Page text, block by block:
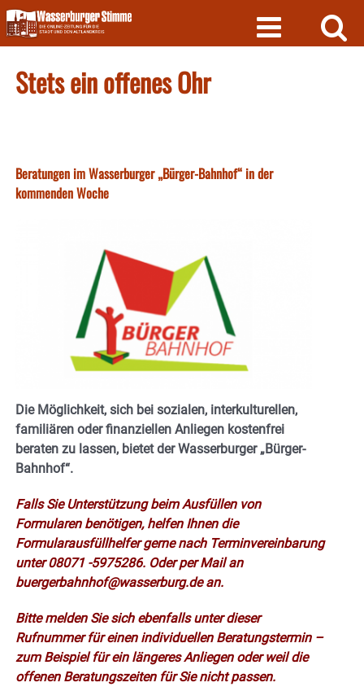
Skip
to
content
Stets ein offenes Ohr
Beratungen im Wasserburger „Bürger-Bahnhof“ in der
kommenden Woche
Die Möglichkeit, sich bei sozialen, interkulturellen,
familiären oder finanziellen Anliegen kostenfrei
beraten zu lassen, bietet der Wasserburger „Bürger-
Bahnhof“.
Falls Sie Unterstützung beim Ausfüllen von
Formularen benötigen, helfen Ihnen die
Formularausfüllhelfer gerne nach Terminvereinbarung
unter 08071 -5975286. Oder per Mail an
buergerbahnhof@wasserburg.de an.
Bitte melden Sie sich ebenfalls unter dieser
Rufnummer für einen individuellen Beratungstermin –
zum Beispiel für ein längeres Anliegen oder weil die
offenen Beratungszeiten für Sie nicht passen.